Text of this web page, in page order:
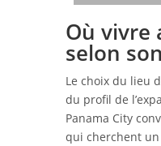
Où vivre
selon
Le choix du lieu
du profil de
Panama City
qui cherchent